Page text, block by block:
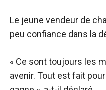
Le jeune vendeur de
peu confiance dans la
« Ce sont toujours les
avenir. Tout est fait